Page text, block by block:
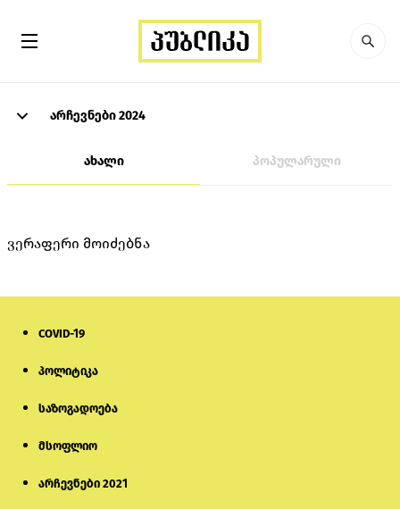
არჩევნები 2024
ახალი პოპულარული
ვერაფერი მოიძებნა
COVID-19
პოლიტიკა
საზოგადოება
მსოფლიო
არჩევნები 2021